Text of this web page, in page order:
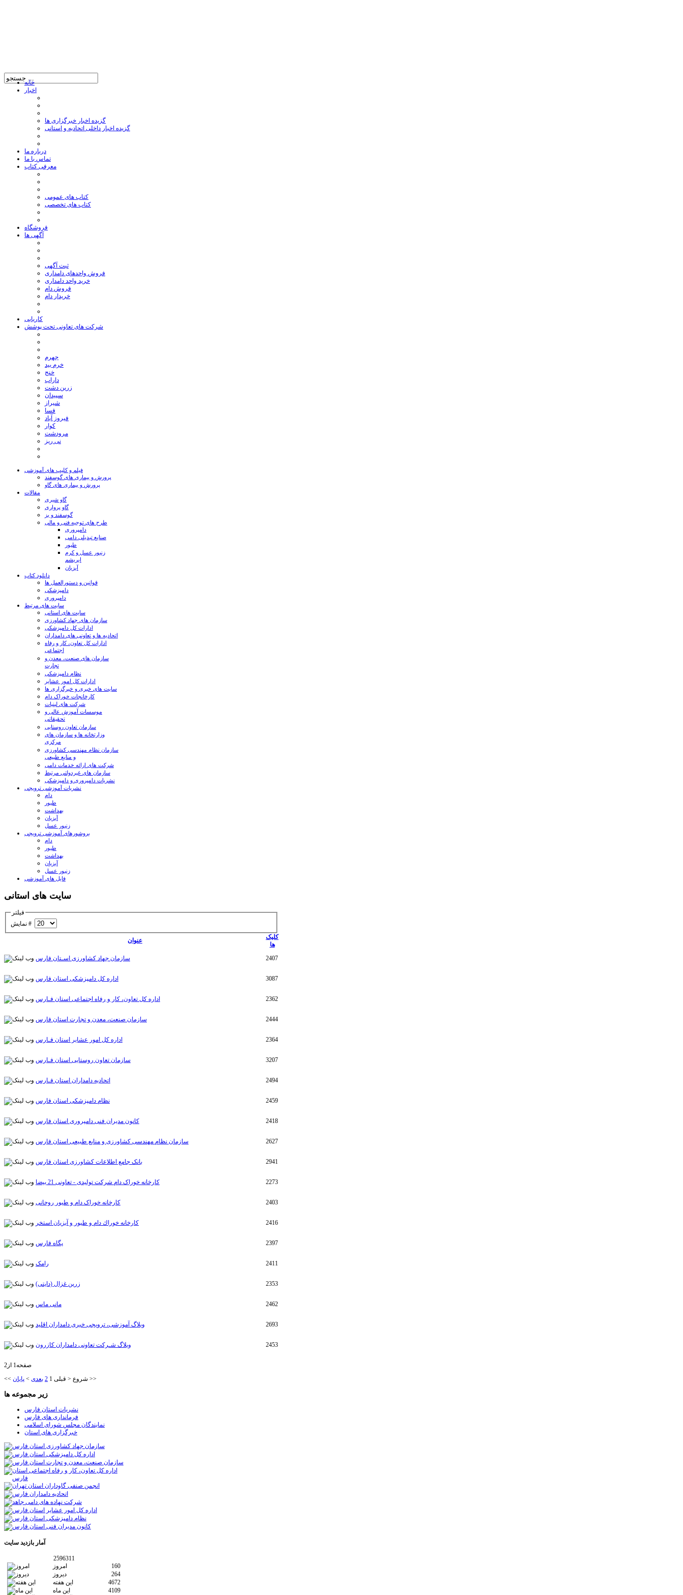
خانه
اخبار
گزیده اخبار خبرگزاری ها
گزیده اخبار داخلی اتحادیه و استانی
درباره ما
تماس با ما
معرفی کتاب
کتاب های عمومی
کتاب های تخصصی
فروشگاه
آگهی ها
ثبت آگهی
فروش واحدهای دامداری
خرید واحد دامداری
فروش دام
خریدار دام
کاریابی
شرکت های تعاونی تحت پوشش
جهرم
خرم بید
خنج
داراب
زرین دشت
سپیدان
شیراز
فسا
فیروز آباد
کوار
مرودشت
نی ریز
فیلم و کلیپ های آموزشی
پرورش و بیماری های گوسفند
پرورش و بیماری های گاو
مقالات
گاو شیری
گاو پرواری
گوسفند و بز
طرح های توجیه فنی و مالی
دامپروری
صنایع تبدیلی دامی
طیور
زنبور عسل و کرم
ابریشم
آبزیان
دانلود کتاب
قوانین و دستورالعمل ها
دامپزشکی
دامپروری
سایت های مرتبط
سایت های استانی
سازمان های جهاد کشاورزی
ادارات کل دامپزشکی
اتحادیه ها و تعاونی های دامداران
ادارات کل تعاون، کار و رفاه
اجتماعی
سازمان های صنعت، معدن و
تجارت
نظام دامپزشکی
ادارات کل امور عشایر
سایت های خبری و خبرگزاری ها
کارخانجات خوراک دام
شرکت های لبنیات
موسسات آموزش عالی و
تحقیقاتی
سازمان تعاون روستایی
وزارتخانه ها و سازمان های
مرکزی
سازمان نظام مهندسی کشاورزی
و منابع طبیعی
شرکت های ارائه خدمات دامی
سازمان های غیردولتی مرتبط
نشریات دامپروری و دامپزشکی
نشریات آموزشی ترویجی
دام
طیور
بهداشت
آبزیان
زنبور عسل
بروشورهای آموزشی ترویجی
دام
طیور
بهداشت
آبزیان
زنبور عسل
فایل های آموزشی
سایت های استانی
فیلتر
نمایش #
عنوان
کلیک
ها
سازمان جهاد کشاورزی اسـتان فارس
2407
اداره کل دامپزشکی استان فارس 3087
اداره کل تعاون، کار و رفاه اجتماعی استان فـارس 2362
سازمان صنعت، معدن و تجارت استان فارس 2444
اداره کل امور عشاير استان فـارس 2364
سازمان تعاون روستایی استان فـارس 3207
اتحادیه دامداران استان فـارس 2494
نظام دامپزشکی استان فارس 2459
کانون مدیران فنی دامپروری استان فارس 2418
سازمان نظام مهندسی کشاورزی و منابع طبیعی استان فارس 2627
بانک جامع اطلاعات کشاورزی استان فارس 2941
کارخانه خوراک دام شرکت تولیدی - تعاونی 21 بیضا 2273
کارخانه خوراک دام و طیور روحانی 2403
كارخانه خوراك دام و طيور و آبزيان استخر 2416
پگاه فارس 2397
رامک 2411
زرین غزال (دایتی) 2353
مانی ماس 2462
وبلاگ آموزشی، ترویجی خبری دامداران اقلید 2693
وبلاگ شـرکت تعاونی دامداران کازرون 2453
صفحه1 از2
<<
شروع < قبلی 1
2 بعدی > پایان >>
زیر مجموعه ها
نشریات استان فارس
فرمانداری های فارس
نمایندگان مجلس شورای اسلامی
خبرگزاری های استان
آمار بازدید سایت
2596311
امروز
160
دیروز
264
این هفته
4672
این ماه
4109